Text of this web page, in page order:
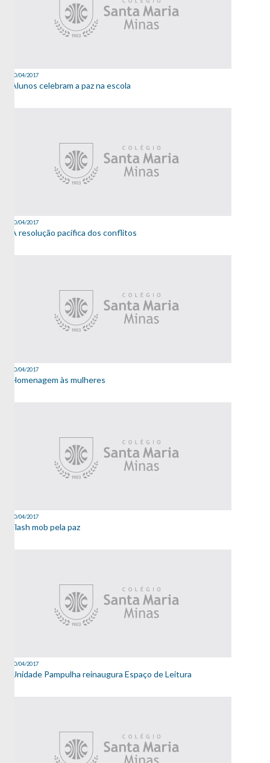
20/04/2017
Alunos celebram a paz na escola
20/04/2017
A resolução pacífica dos conflitos
20/04/2017
Homenagem às mulheres
20/04/2017
Flash mob pela paz
20/04/2017
Unidade Pampulha reinaugura Espaço de Leitura